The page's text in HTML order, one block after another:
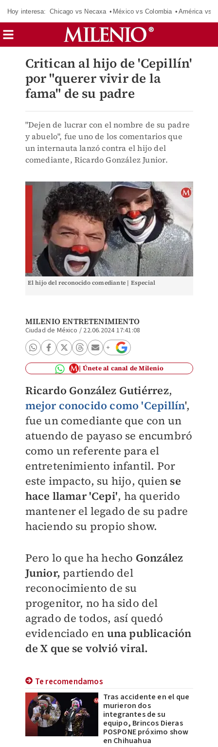
Hoy interesa: Chicago vs Necaxa México vs Colombia América vs
Critican al hijo de 'Cepillín'
por "querer vivir de la
fama" de su padre
"Dejen de lucrar con el nombre de su padre
y abuelo", fue uno de los comentarios que
un internauta lanzó contra el hijo del
comediante, Ricardo González Junior.
El hijo del reconocido comediante | Especial
MILENIO ENTRETENIMIENTO
Ciudad de México / 22.06.2024 17:41:08
Únete al canal de Milenio
Ricardo González Gutiérrez,
mejor conocido como 'Cepillín',
fue un comediante que con un
atuendo de payaso se encumbró
como un referente para el
entretenimiento infantil. Por
este impacto, su hijo, quien se
hace llamar 'Cepi', ha querido
mantener el legado de su padre
haciendo su propio show.
Pero lo que ha hecho González
Junior, partiendo del
reconocimiento de su
progenitor, no ha sido del
agrado de todos, así quedó
evidenciado en una publicación
de X que se volvió viral.
Te recomendamos
Tras accidente en el que
murieron dos
integrantes de su
equipo, Brincos Dieras
POSPONE próximo show
en Chihuahua